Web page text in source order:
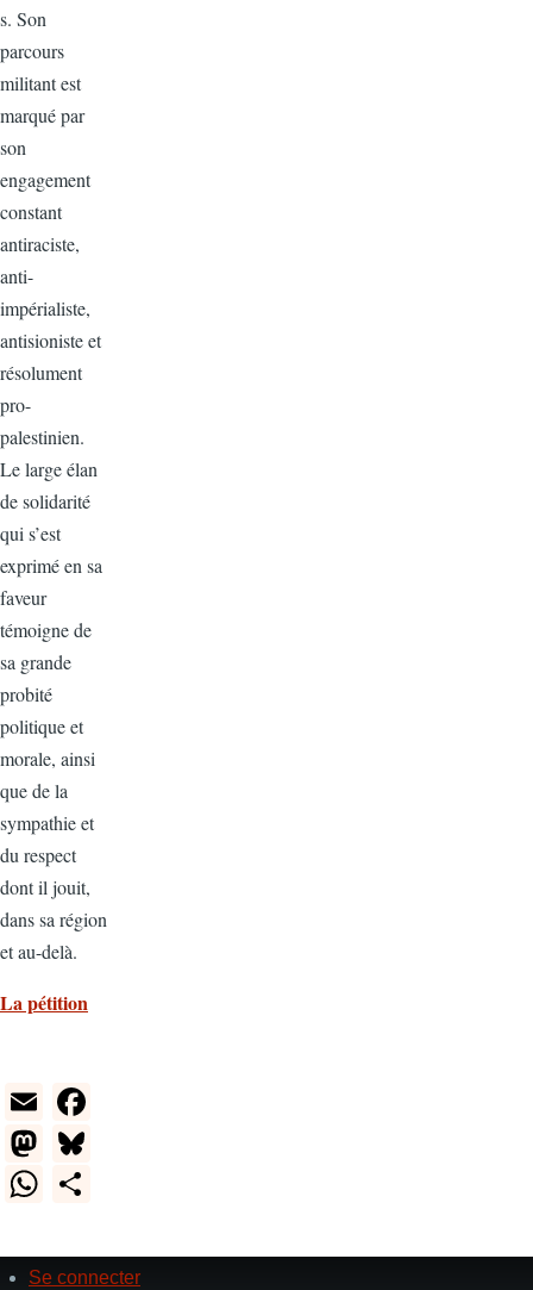
s. Son
parcours
militant est
marqué par
son
engagement
constant
antiraciste,
anti-
impérialiste,
antisioniste et
résolument
pro-
palestinien.
Le large élan
de solidarité
qui s’est
exprimé en sa
faveur
témoigne de
sa grande
probité
politique et
morale, ainsi
que de la
sympathie et
du respect
dont il jouit,
dans sa région
et au-delà.
La pétition
E
m
ail
b
M
a
o
sk
W
at ar
Se connecter